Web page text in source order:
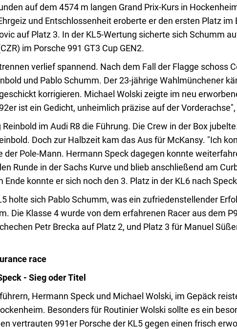
auf dem 4574 m langen Grand Prix-Kurs in
und Entschlossenheit eroberte er den ersten Platz
auf Platz 3. In der KL5-Wertung sicherte sich Schumm
im Porsche 991 GT3 Cup GEN2.
verlief spannend. Nach dem Fall der Flagge
und Pablo Schumm. Der 23-jährige Wahlmünchener
korrigieren. Michael Wolski zeigte im neu
ist ein Gedicht, unheimlich präzise auf der
Reinbold im Audi R8 die Führung. Die Crew in der Box
Doch zur Halbzeit kam das Aus für McKansy. "Ich
der Pole-Mann. Hermann Speck dagegen konnte
Runde in der Sachs Kurve und blieb anschließend am
Ende konnte er sich noch den 3. Platz in der KL6 nach
holte sich Pablo Schumm, was ein zufriedenstellender
Die Klasse 4 wurde von dem erfahrenen Racer aus dem
Petr Brecka auf Platz 2, und Platz 3 für Manuel
race
- Sieg oder Titel
Hermann Speck und Michael Wolski, im Gepäck
Besonders für Routinier Wolski sollte es ein
vertrauten 991er Porsche der KL5 gegen einen frisch